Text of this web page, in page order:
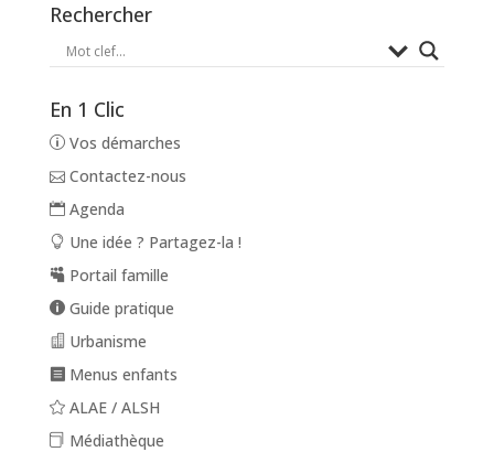
Rechercher
En 1 Clic
Vos démarches
Contactez-nous
Agenda
Une idée ? Partagez-la !
Portail famille
Guide pratique
Urbanisme
Menus enfants
ALAE / ALSH
Médiathèque